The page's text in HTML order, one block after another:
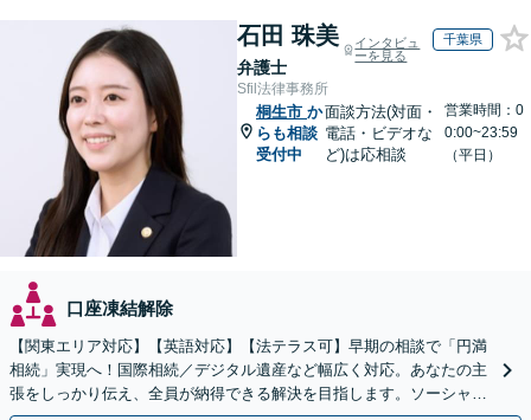
石田 珠美
弁護士
インタビュ
ーを見る
千葉県
Sfil法律事務所
桐生市 か
らも相談
受付中
面談方法(対面・
電話・ビデオな
ど)は応相談
営業時間：0
0:00~23:59
（平日）
口座凍結解除
【関東エリア対応】【英語対応】【法テラス可】早期の相談で「円満
相続」実現へ！国際相続／デジタル遺産など幅広く対応。あなたの主
張をしっかり伝え、全員が納得できる解決を目指します。ソーシャル